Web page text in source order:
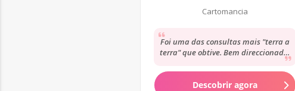
Cartomancia
Foi uma das consultas mais "terra a
terra" que obtive. Bem direccionada,
bem escrita e de uma sensação de
humanidade...
Descobrir agora